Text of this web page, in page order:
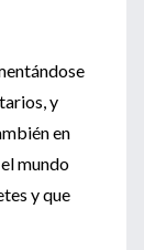
y
en
mundo
y que